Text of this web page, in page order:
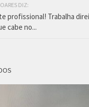
DIZ:
profissional! Trabalha
cabe no...